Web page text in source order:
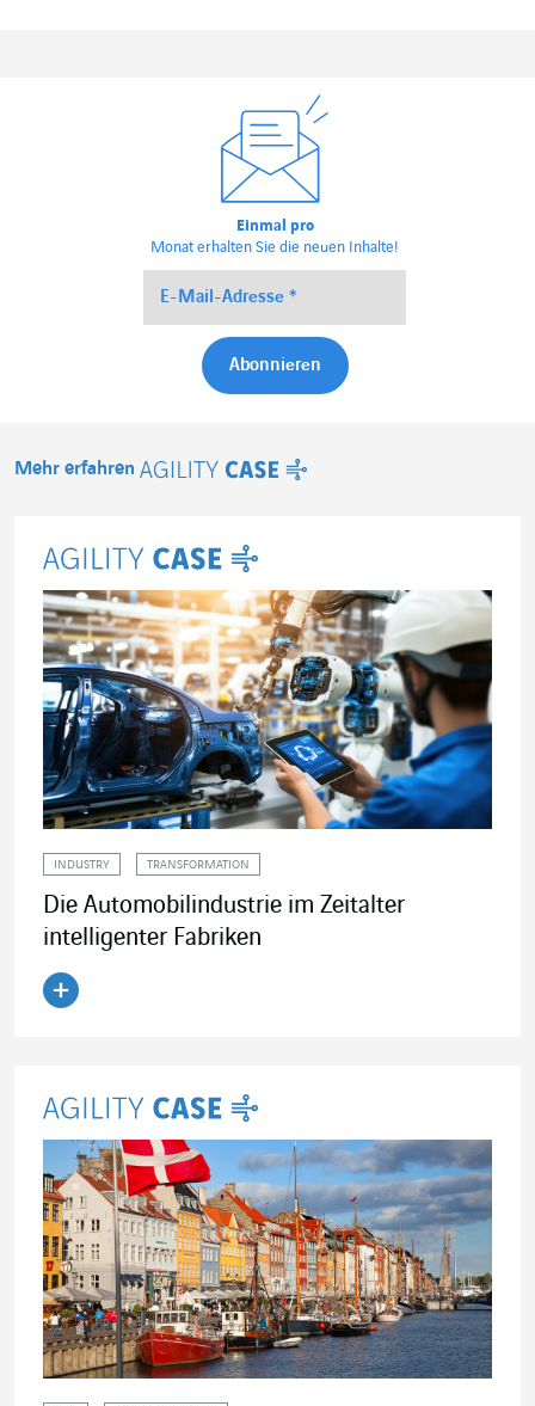
Einmal pro
Monat erhalten Sie die neuen Inhalte!
Mehr erfahren
INDUSTRY TRANSFORMATION
Die Automobilindustrie im Zeitalter
intelligenter Fabriken